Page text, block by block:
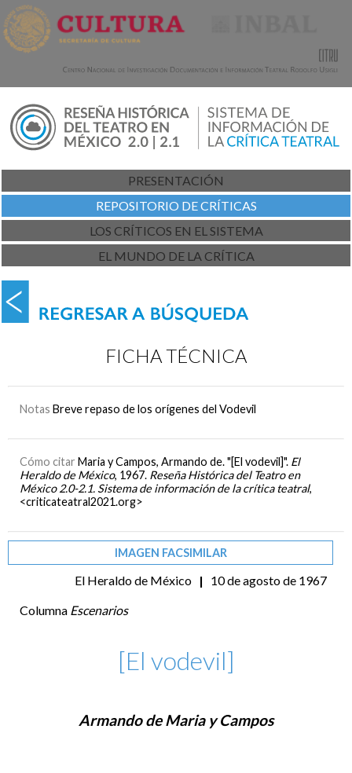
PRESENTACIÓN
REPOSITORIO DE CRÍTICAS
LOS CRÍTICOS EN EL SISTEMA
EL MUNDO DE LA CRÍTICA
FICHA TÉCNICA
Notas Breve repaso de los orígenes del Vodevil
Cómo citar Maria y Campos, Armando de. "[El vodevil]". El
Heraldo de México, 1967. Reseña Histórica del Teatro en
México 2.0-2.1. Sistema de información de la crítica teatral,
<criticateatral2021.org>
IMAGEN FACSIMILAR
El Heraldo de México |
10 de agosto de 1967
Columna Escenarios
[El vodevil]
Armando de Maria y Campos